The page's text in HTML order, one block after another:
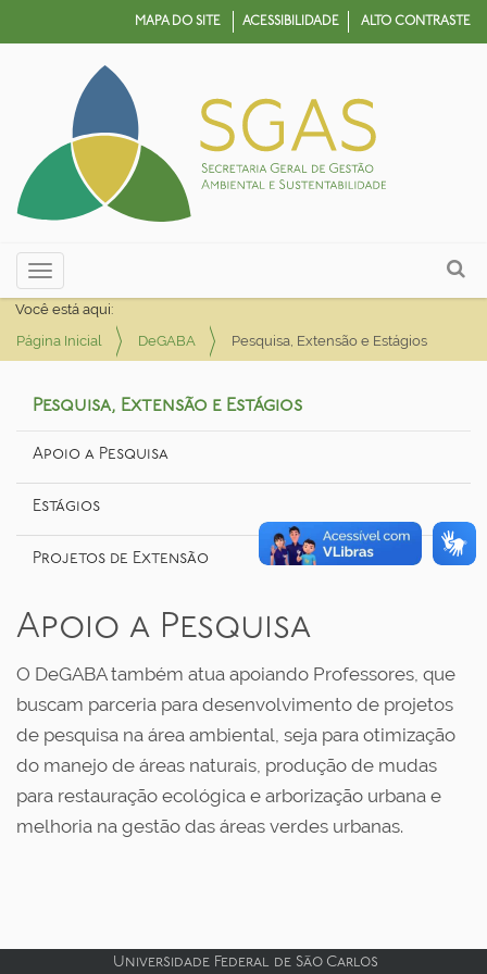
MAPA DO SITE ACESSIBILIDADE ALTO CONTRASTE
Busca
Busca Avançada…
Toggle navigation
Você está aqui:
Página Inicial
DeGABA Pesquisa, Extensão e Estágios
Pesquisa, Extensão e Estágios
Apoio a Pesquisa
Estágios
Projetos de Extensão
Apoio a Pesquisa
O DeGABA também atua apoiando Professores, que
buscam parceria para desenvolvimento de projetos
de pesquisa na área ambiental, seja para otimização
do manejo de áreas naturais, produção de mudas
para restauração ecológica e arborização urbana e
melhoria na gestão das áreas verdes urbanas.
Universidade Federal de São Carlos